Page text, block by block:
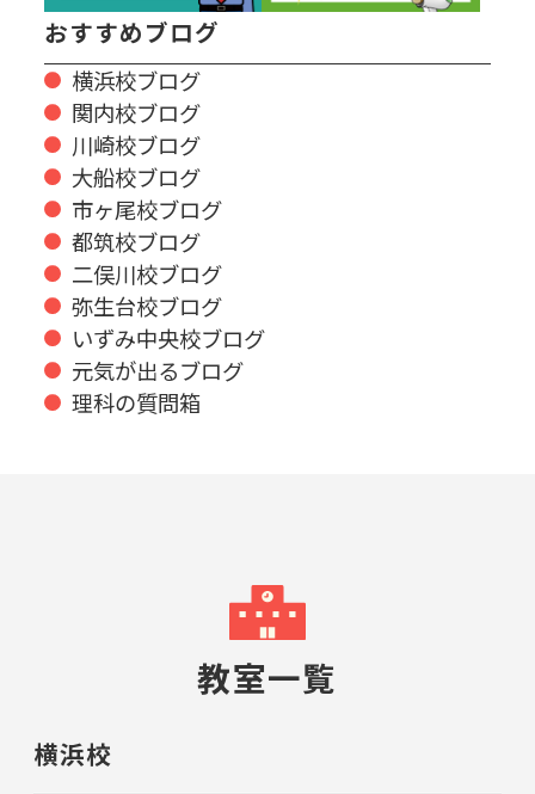
おすすめブログ
横浜校ブログ
関内校ブログ
川崎校ブログ
大船校ブログ
市ヶ尾校ブログ
都筑校ブログ
二俣川校ブログ
弥生台校ブログ
いずみ中央校ブログ
元気が出るブログ
理科の質問箱
教室一覧
横浜校